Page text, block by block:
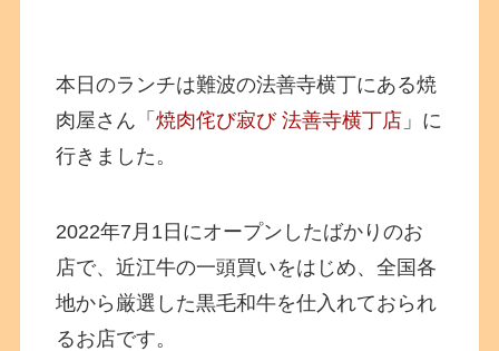
本日のランチは難波の法善寺横丁にある焼
肉屋さん「焼肉侘び寂び 法善寺横丁店 」に
行きました。
2022年7月1日にオープンしたばかりのお
店で、近江牛の一頭買いをはじめ、全国各
地から厳選した黒毛和牛を仕入れておられ
るお店です。